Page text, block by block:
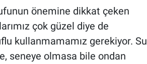
önemine dikkat çeken
çok güzel diye de
kullanmamamız gerekiyor. Su
seneye olmasa bile ondan